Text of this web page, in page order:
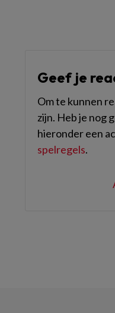
Geef je
Om te kunnen
zijn. Heb je nog
hieronder een
spelregels.